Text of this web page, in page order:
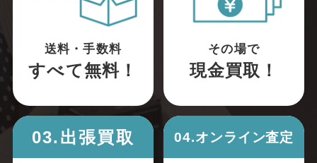
送料・手数料
すべて無料！
その場で
現金買取！
03.出張買取 04.オンライン査定